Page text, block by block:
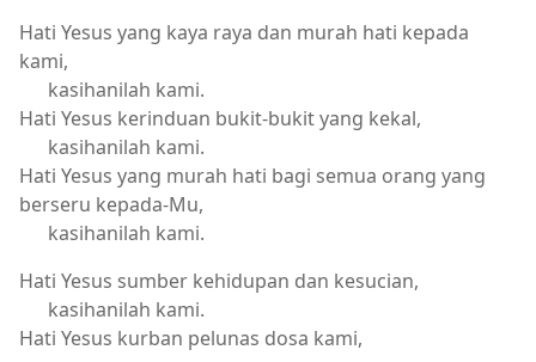
Hati Yesus yang kaya raya dan murah hati kepada
kami,
kasihanilah kami.
Hati Yesus kerinduan bukit-bukit yang kekal,
kasihanilah kami.
Hati Yesus yang murah hati bagi semua orang yang
berseru kepada-Mu,
kasihanilah kami.
Hati Yesus sumber kehidupan dan kesucian,
kasihanilah kami.
Hati Yesus kurban pelunas dosa kami,